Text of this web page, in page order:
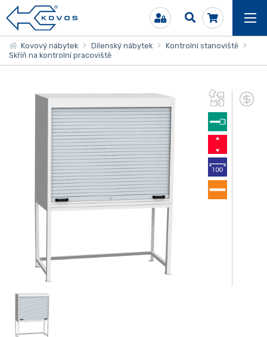
Kovový nábytek Dílenský nábytek
Kontrolní stanoviště
Skříň na kontrolní pracoviště